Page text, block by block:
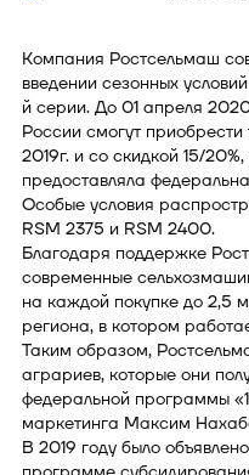
Компания Ростсельмаш
введении сезонных
й серии. До 01 апреля
России смогут
2019г. и со скидкой 15/
предоставляла
Особые условия
RSM 2375 и RSM 2400.
Благодаря поддержке
современные
на каждой покупке до 2,5
региона, в котором
Таким образом,
аграриев, которые они
федеральной программы
маркетинга Максим
В 2019 году было